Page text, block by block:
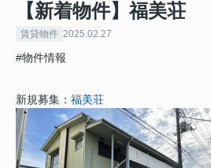
【新着物件】福美荘
賃貸物件 2025.02.27
#物件情報
新規募集： 福美荘